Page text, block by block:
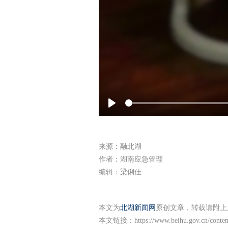
Play
来源：融北湖
作者：湖南应急管理
编辑：梁俐佳
本文为北湖新闻网 原创文章，转载请附
本文链接： https://www.beihu.gov.cn/